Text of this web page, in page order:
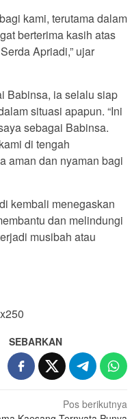
kami, terutama dalam
berterima kasih atas
Apriadi,” ujar
Babinsa, ia selalu siap
situasi apapun. “Ini
sebagai Babinsa.
di tengah
aman dan nyaman bagi
kembali menegaskan
dan melindungi
musibah atau
SEBARKAN
Pos berikutnya